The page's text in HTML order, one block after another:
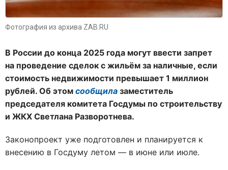
Фотография из архива ZAB.RU
В России до конца 2025 года могут ввести запрет
на проведение сделок с жильём за наличные, если
стоимость недвижимости превышает 1 миллион
рублей. Об этом сообщила заместитель
председателя комитета Госдумы по строительству
и ЖКХ Светлана Разворотнева.
Законопроект уже подготовлен и планируется к
внесению в Госдуму летом — в июне или июле.